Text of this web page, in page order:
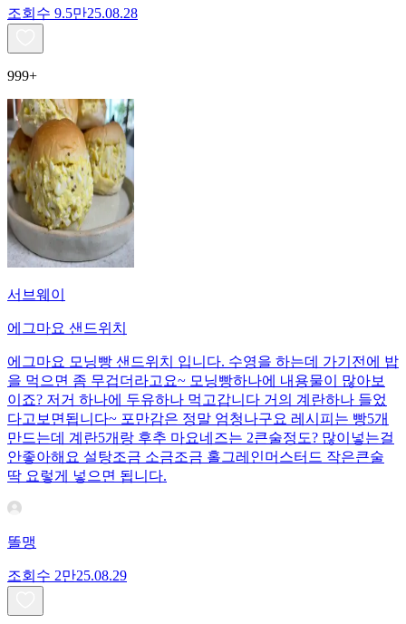
조회수 9.5만25.08.28
999+
서브웨이
에그마요 샌드위치
에그마요 모닝빵 샌드위치 입니다. 수영을 하는데 가기전에 밥
을 먹으면 좀 무겁더라고요~ 모닝빵하나에 내용물이 많아보
이죠? 저거 하나에 두유하나 먹고갑니다 거의 계란하나 들었
다고보면됩니다~ 포만감은 정말 엄청나구요 레시피는 빵5개
만드는데 계란5개랑 후추 마요네즈는 2큰술정도? 많이넣는걸
안좋아해요 설탕조금 소금조금 홀그레인머스터드 작은큰술
딱 요렇게 넣으면 됩니다.
똘맹
조회수 2만25.08.29